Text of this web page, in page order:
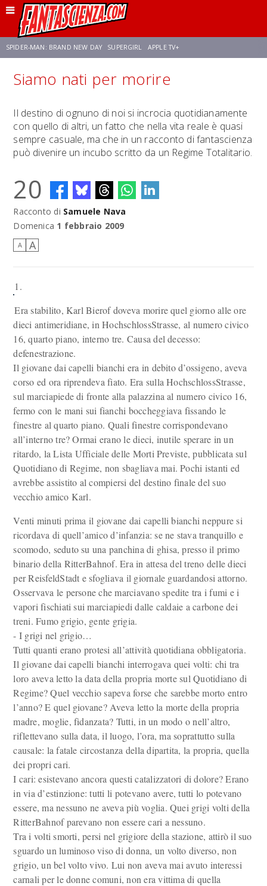
SPIDER-MAN: BRAND NEW DAY SUPERGIRL APPLE TV+
FRANCO RICCIARDIELLO ZENDAYA STAR TREK AVENGERS: DOOMSDAY
NETFLIX SADIE SINK STAR TREK: STRANGE NEW WORLDS
Siamo nati per morire
Il destino di ognuno di noi si incrocia quotidianamente
con quello di altri, un fatto che nella vita reale è quasi
sempre casuale, ma che in un racconto di fantascienza
può divenire un incubo scritto da un Regime Totalitario.
20
Racconto di Samuele Nava
Domenica 1 febbraio 2009
A A
1.
Era stabilito, Karl Bierof doveva morire quel giorno alle ore
dieci antimeridiane, in HochschlossStrasse, al numero civico
16, quarto piano, interno tre. Causa del decesso:
defenestrazione.
Il giovane dai capelli bianchi era in debito d’ossigeno, aveva
corso ed ora riprendeva fiato. Era sulla HochschlossStrasse,
sul marciapiede di fronte alla palazzina al numero civico 16,
fermo con le mani sui fianchi boccheggiava fissando le
finestre al quarto piano. Quali finestre corrispondevano
all’interno tre? Ormai erano le dieci, inutile sperare in un
ritardo, la Lista Ufficiale delle Morti Previste, pubblicata sul
Quotidiano di Regime, non sbagliava mai. Pochi istanti ed
avrebbe assistito al compiersi del destino finale del suo
vecchio amico Karl.
Venti minuti prima il giovane dai capelli bianchi neppure si
ricordava di quell’amico d’infanzia: se ne stava tranquillo e
scomodo, seduto su una panchina di ghisa, presso il primo
binario della RitterBahnof. Era in attesa del treno delle dieci
per ReisfeldStadt e sfogliava il giornale guardandosi attorno.
Osservava le persone che marciavano spedite tra i fumi e i
vapori fischiati sui marciapiedi dalle caldaie a carbone dei
treni. Fumo grigio, gente grigia.
- I grigi nel grigio…
Tutti quanti erano protesi all’attività quotidiana obbligatoria.
Il giovane dai capelli bianchi interrogava quei volti: chi tra
loro aveva letto la data della propria morte sul Quotidiano di
Regime? Quel vecchio sapeva forse che sarebbe morto entro
l’anno? E quel giovane? Aveva letto la morte della propria
madre, moglie, fidanzata? Tutti, in un modo o nell’altro,
riflettevano sulla data, il luogo, l’ora, ma soprattutto sulla
causale: la fatale circostanza della dipartita, la propria, quella
dei propri cari.
I cari: esistevano ancora questi catalizzatori di dolore? Erano
in via d’estinzione: tutti li potevano avere, tutti lo potevano
essere, ma nessuno ne aveva più voglia. Quei grigi volti della
RitterBahnof parevano non essere cari a nessuno.
Tra i volti smorti, persi nel grigiore della stazione, attirò il suo
sguardo un luminoso viso di donna, un volto diverso, non
grigio, un bel volto vivo. Lui non aveva mai avuto interessi
carnali per le donne comuni, non era vittima di quella